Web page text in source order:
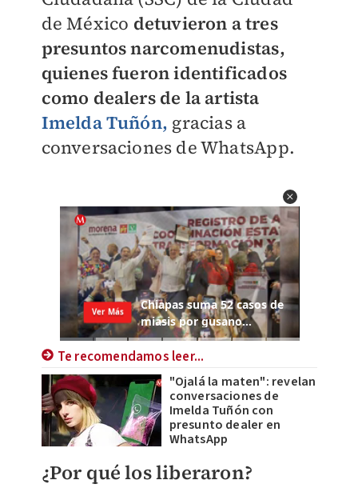
de México detuvieron a tres
presuntos narcomenudistas,
quienes fueron identificados
como dealers de la artista
Imelda Tuñón, gracias a
conversaciones de WhatsApp.
Te recomendamos leer...
"Ojalá la maten": revelan
conversaciones de
Imelda Tuñón con
presunto dealer en
WhatsApp
¿Por qué los liberaron?